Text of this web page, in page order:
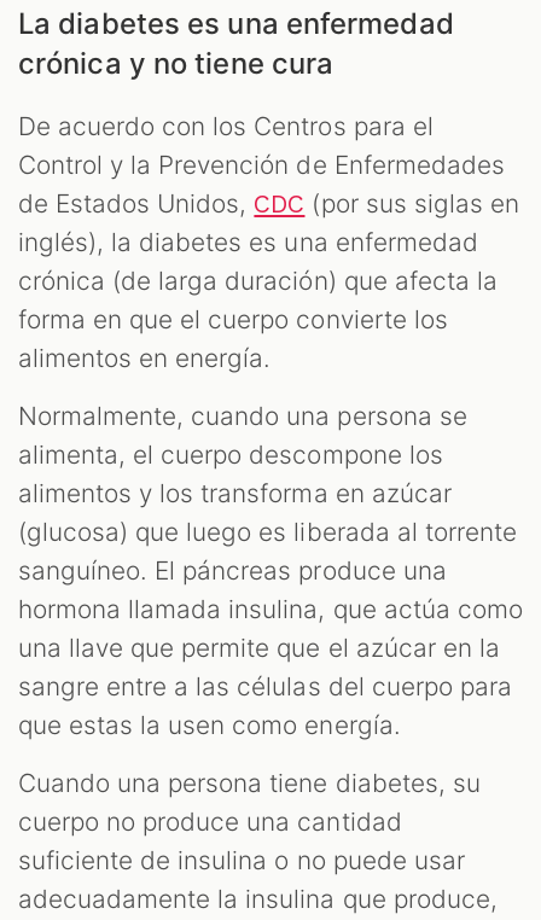
La diabetes es una enfermedad
crónica y no tiene cura
De acuerdo con los Centros para el
Control y la Prevención de Enfermedades
de Estados Unidos, CDC (por sus siglas en
inglés), la diabetes es una enfermedad
crónica (de larga duración) que afecta la
forma en que el cuerpo convierte los
alimentos en energía.
Normalmente, cuando una persona se
alimenta, el cuerpo descompone los
alimentos y los transforma en azúcar
(glucosa) que luego es liberada al torrente
sanguíneo. El páncreas produce una
hormona llamada insulina, que actúa como
una llave que permite que el azúcar en la
sangre entre a las células del cuerpo para
que estas la usen como energía.
Cuando una persona tiene diabetes, su
cuerpo no produce una cantidad
suficiente de insulina o no puede usar
adecuadamente la insulina que produce,